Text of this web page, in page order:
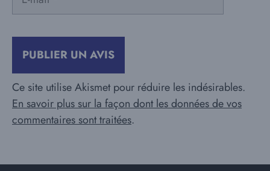
Ce site utilise Akismet pour réduire les indésirables.
En savoir plus sur la façon dont les données de vos
commentaires sont traitées.